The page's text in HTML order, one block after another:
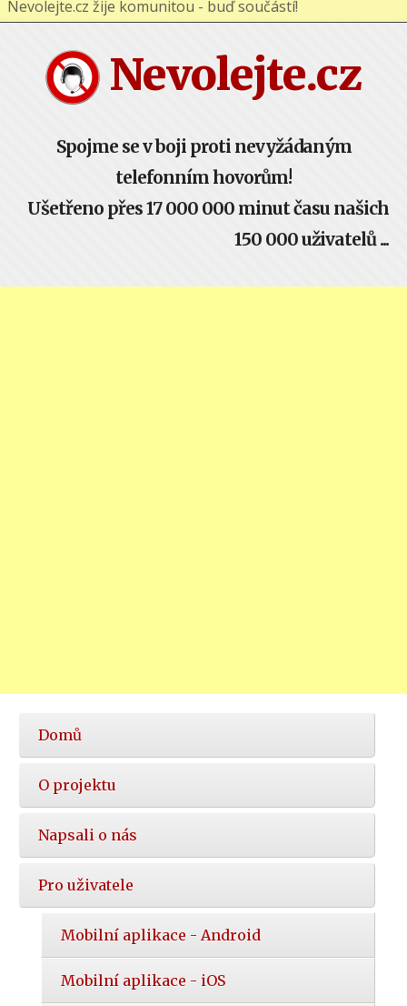
Nevolejte.cz
Spojme se v boji proti nevyžádaným
telefonním hovorům!
Ušetřeno přes 17 000 000 minut času našich
150 000 uživatelů ...
Hlavní
nabídka
Domů
O projektu
Napsali o nás
Pro uživatele
Mobilní aplikace - Android
Mobilní aplikace - iOS
Nevolejte.cz žije komunitou - buď součástí!